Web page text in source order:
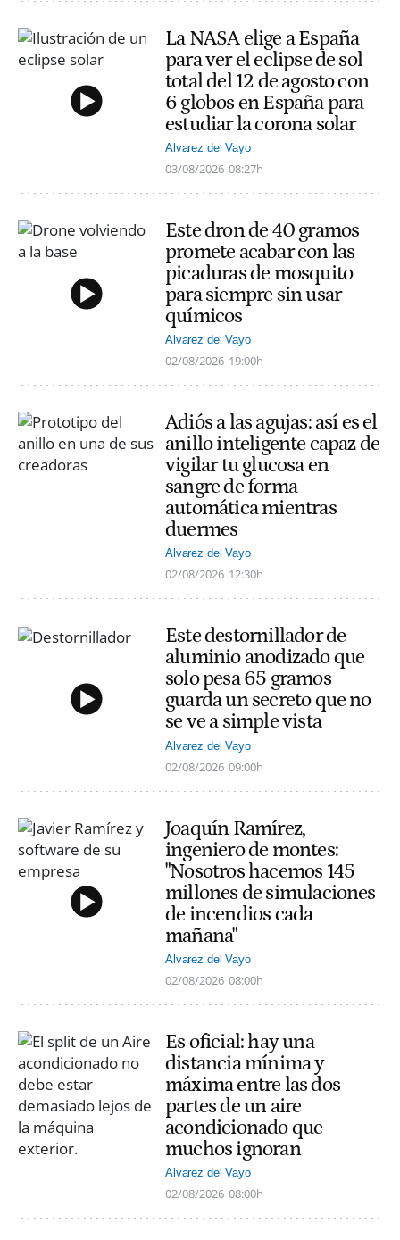
La NASA elige a España
para ver el eclipse de sol
total del 12 de agosto con
6 globos en España para
estudiar la corona solar
Alvarez del Vayo
03/08/2026 08:27h
Este dron de 40 gramos
promete acabar con las
picaduras de mosquito
para siempre sin usar
químicos
Alvarez del Vayo
02/08/2026 19:00h
Adiós a las agujas: así es el
anillo inteligente capaz de
vigilar tu glucosa en
sangre de forma
automática mientras
duermes
Alvarez del Vayo
02/08/2026 12:30h
Este destornillador de
aluminio anodizado que
solo pesa 65 gramos
guarda un secreto que no
se ve a simple vista
Alvarez del Vayo
02/08/2026 09:00h
Joaquín Ramírez,
ingeniero de montes:
"Nosotros hacemos 145
millones de simulaciones
de incendios cada
mañana"
Alvarez del Vayo
02/08/2026 08:00h
Es oficial: hay una
distancia mínima y
máxima entre las dos
partes de un aire
acondicionado que
muchos ignoran
Alvarez del Vayo
02/08/2026 08:00h